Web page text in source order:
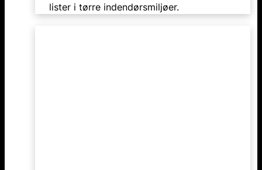
lister i tørre indendørsmiljøer.